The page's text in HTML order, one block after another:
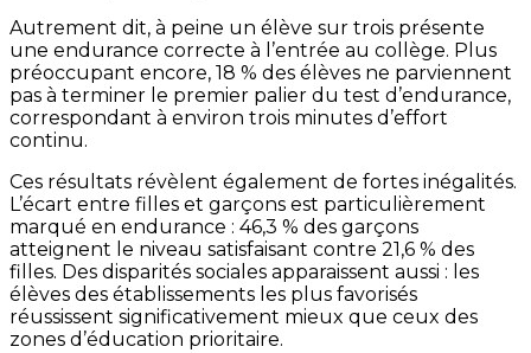
Autrement dit, à peine un élève sur trois présente
une endurance correcte à l’entrée au collège. Plus
préoccupant encore, 18 % des élèves ne parviennent
pas à terminer le premier palier du test d’endurance,
correspondant à environ trois minutes d’effort
continu.
Ces résultats révèlent également de fortes inégalités.
L’écart entre filles et garçons est particulièrement
marqué en endurance : 46,3 % des garçons
atteignent le niveau satisfaisant contre 21,6 % des
filles. Des disparités sociales apparaissent aussi : les
élèves des établissements les plus favorisés
réussissent significativement mieux que ceux des
zones d’éducation prioritaire.